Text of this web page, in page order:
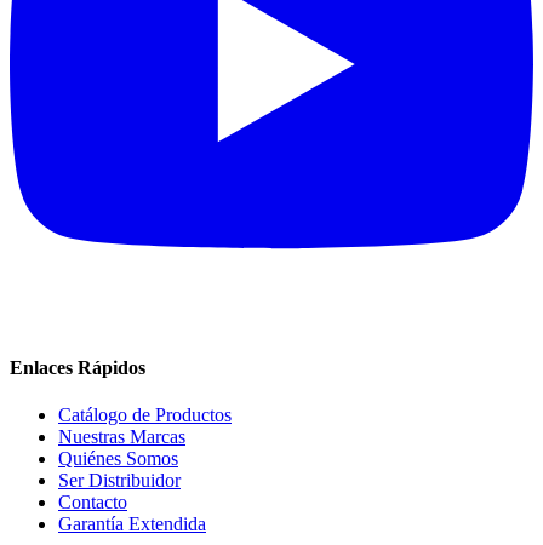
Enlaces Rápidos
Catálogo de Productos
Nuestras Marcas
Quiénes Somos
Ser Distribuidor
Contacto
Garantía Extendida